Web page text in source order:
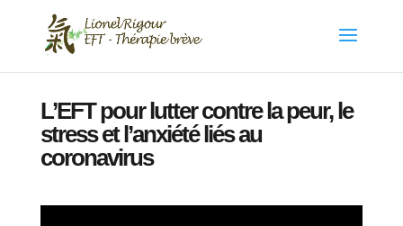
L’EFT pour lutter contre la peur, le
stress et l’anxiété liés au
coronavirus